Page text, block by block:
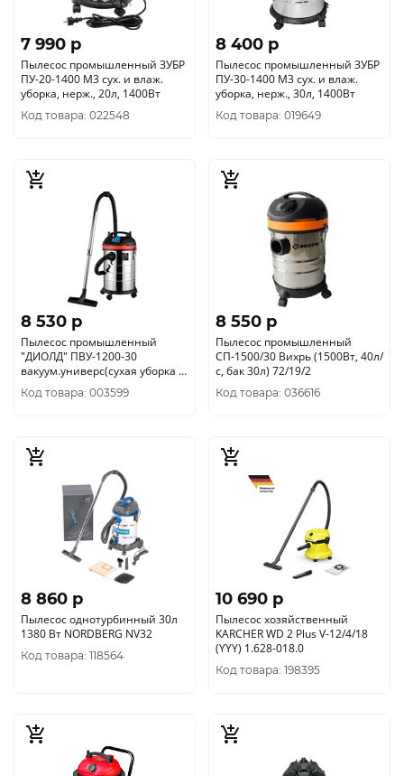
7 990 p
Пылесос промышленный ЗУБР
ПУ-20-1400 М3 сух. и влаж.
уборка, нерж., 20л, 1400Вт
Код товара: 022548
8 400 p
Пылесос промышленный ЗУБР
ПУ-30-1400 М3 сух. и влаж.
уборка, нерж., 30л, 1400Вт
Код товара: 019649
8 530 p
Пылесос промышленный
"ДИОЛД" ПВУ-1200-30
вакуум.универс(сухая уборка +
сбор влажного
мусора)70010020
Код товара: 003599
8 550 p
Пылесос промышленный
СП-1500/30 Вихрь (1500Вт, 40л/
с, бак 30л) 72/19/2
Код товара: 036616
8 860 p
Пылесос однотурбинный 30л
1380 Вт NORDBERG NV32
Код товара: 118564
10 690 p
Пылесос хозяйственный
KARCHER WD 2 Plus V-12/4/18
(YYY) 1.628-018.0
Код товара: 198395